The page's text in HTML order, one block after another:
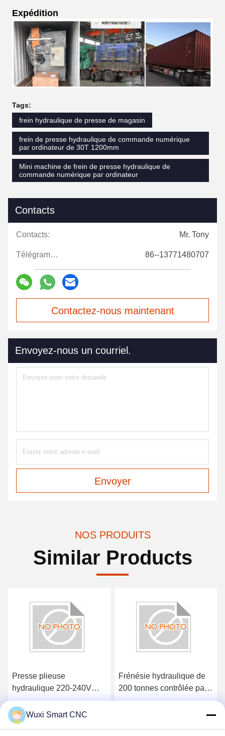
Expédition
Tags:
frein hydraulique de presse de magasin
frein de presse hydraulique de commande numérique
par ordinateur de 30T 1200mm
Mini machine de frein de presse hydraulique de
commande numérique par ordinateur
Contacts
Contacts: Mr. Tony
Télégramme: 86--13771480707
Contactez-nous maintenant
Envoyez-nous un courriel.
Envoyer
NOS PRODUITS
Similar Products
Frénésie hydraulique de
200 tonnes contrôlée par
CNC pour le pliage en
acier inoxydable
Obtenez le meilleur prix
Frénésie hydraulique de
200 tonnes contrôlée par
CNC pour le pliage en
Obtenez le meilleur prix
Wuxi Smart CNC